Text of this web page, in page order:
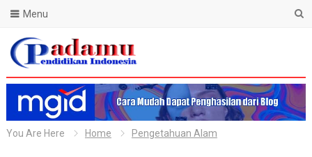
Blog Padamu
Menu
You Are Here Home Pengetahuan Alam